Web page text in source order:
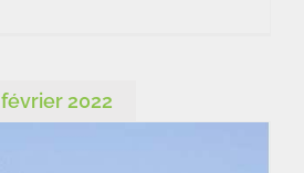
février 2022